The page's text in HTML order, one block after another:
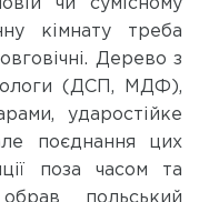
чи сумісному
кімнату треба
Дерево з
(ДСП, МДФ),
ударостійке
поєднання цих
поза часом та
польський